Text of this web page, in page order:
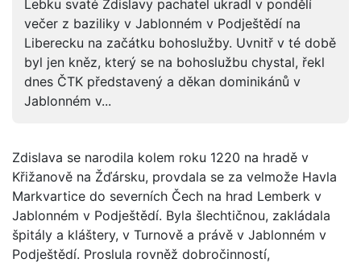
Lebku svaté Zdislavy pachatel ukradl v pondělí
večer z baziliky v Jablonném v Podještědí na
Liberecku na začátku bohoslužby. Uvnitř v té době
byl jen kněz, který se na bohoslužbu chystal, řekl
dnes ČTK představený a děkan dominikánů v
Jablonném v...
Zdislava se narodila kolem roku 1220 na hradě v
Křižanově na Žďársku, provdala se za velmože Havla
Markvartice do severních Čech na hrad Lemberk v
Jablonném v Podještědí. Byla šlechtičnou, zakládala
špitály a kláštery, v Turnově a právě v Jablonném v
Podještědí. Proslula rovněž dobročinností,